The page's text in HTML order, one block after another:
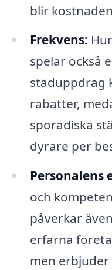
blir
Fre­k­vens:
spelar också
städuppdrag
rabatter,
sporadiska
dyrare per
Personalens
och
påverkar
erfarna
men